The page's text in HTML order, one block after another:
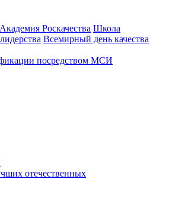
Академия Роскачества Школа
Всемирный день качества
посредством МСИ
отечественных